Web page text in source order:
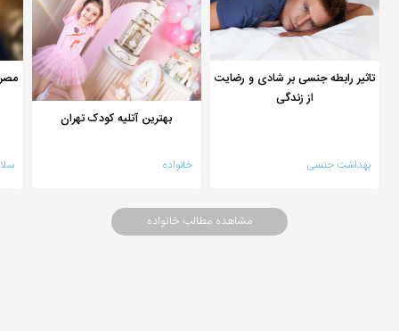
تاثیر رابطه جنسی بر شادی و رضایت
از زندگی
بهداشت جنسی
بهترین آتلیه کودک تهران
خانواده
مشاهده مطالب خانواده